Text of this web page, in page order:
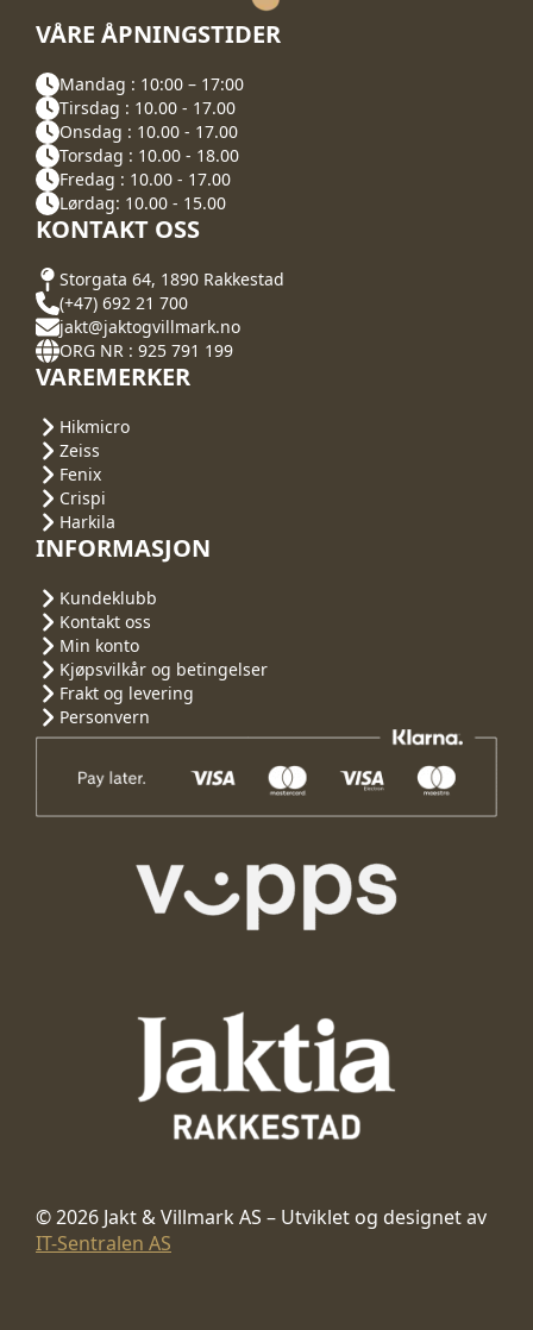
VÅRE ÅPNINGSTIDER
Mandag : 10:00 – 17:00
Tirsdag : 10.00 - 17.00
Onsdag : 10.00 - 17.00
Torsdag : 10.00 - 18.00
Fredag : 10.00 - 17.00
Lørdag: 10.00 - 15.00
KONTAKT OSS
Storgata 64, 1890 Rakkestad
(+47) 692 21 700
jakt@jaktogvillmark.no
ORG NR : 925 791 199
VAREMERKER
Hikmicro
Zeiss
Fenix
Crispi
Harkila
INFORMASJON
Kundeklubb
Kontakt oss
Min konto
Kjøpsvilkår og betingelser
Frakt og levering
Personvern
© 2026 Jakt & Villmark AS – Utviklet og designet av
IT-Sentralen AS